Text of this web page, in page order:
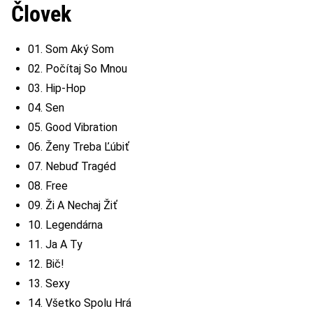
Človek
01. Som Aký Som
02. Počítaj So Mnou
03. Hip-Hop
04. Sen
05. Good Vibration
06. Ženy Treba Ľúbiť
07. Nebuď Tragéd
08. Free
09. Ži A Nechaj Žiť
10. Legendárna
11. Ja A Ty
12. Bič!
13. Sexy
14. Všetko Spolu Hrá